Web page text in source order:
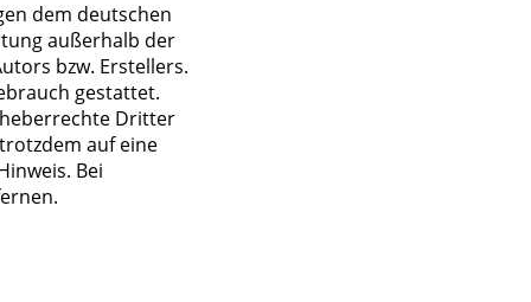
dem deutschen
außerhalb der
bzw. Erstellers.
gestattet.
Dritter
auf eine
Bei